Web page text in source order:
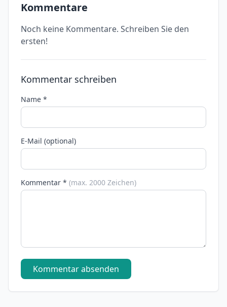
Kommentare
Noch keine Kommentare. Schreiben Sie den
ersten!
Kommentar schreiben
Name *
E-Mail (optional)
Kommentar * (max. 2000 Zeichen)
Kommentar absenden